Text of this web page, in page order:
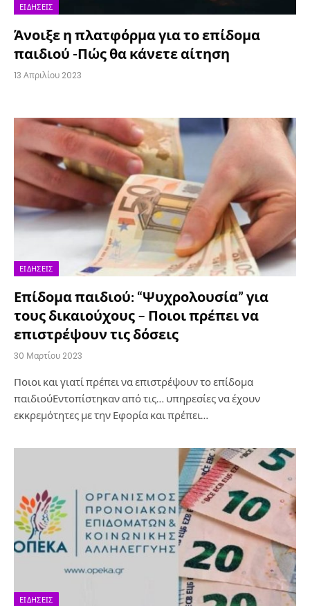
ΕΙΔΉΣΕΙΣ
Άνοιξε η πλατφόρμα για το επίδομα
παιδιού -Πώς θα κάνετε αίτηση
13 Απριλίου 2023
ΕΙΔΉΣΕΙΣ
Επίδομα παιδιού: “Ψυχρολουσία” για
τους δικαιούχους – Ποιοι πρέπει να
επιστρέψουν τις δόσεις
30 Μαρτίου 2023
Ποιοι και γιατί πρέπει να επιστρέψουν το επίδομα
παιδιούΕντοπίστηκαν από τις… υπηρεσίες να έχουν
εκκρεμότητες με την Εφορία και πρέπει…
ΕΙΔΉΣΕΙΣ